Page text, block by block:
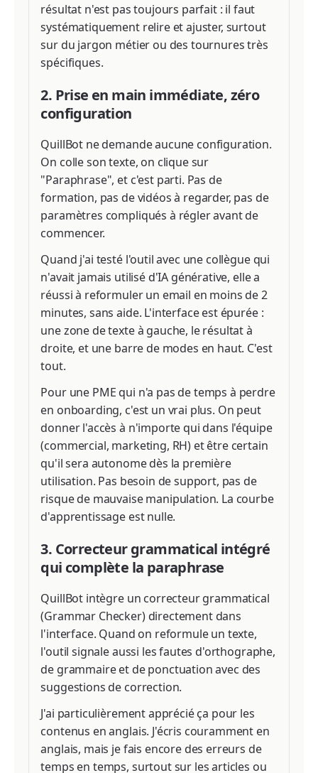
résultat n'est pas toujours parfait : il faut
systématiquement relire et ajuster, surtout
sur du jargon métier ou des tournures très
spécifiques.
2. Prise en main immédiate, zéro
configuration
QuillBot ne demande aucune configuration.
On colle son texte, on clique sur
"Paraphrase", et c'est parti. Pas de
formation, pas de vidéos à regarder, pas de
paramètres compliqués à régler avant de
commencer.
Quand j'ai testé l'outil avec une collègue qui
n'avait jamais utilisé d'IA générative, elle a
réussi à reformuler un email en moins de 2
minutes, sans aide. L'interface est épurée :
une zone de texte à gauche, le résultat à
droite, et une barre de modes en haut. C'est
tout.
Pour une PME qui n'a pas de temps à perdre
en onboarding, c'est un vrai plus. On peut
donner l'accès à n'importe qui dans l'équipe
(commercial, marketing, RH) et être certain
qu'il sera autonome dès la première
utilisation. Pas besoin de support, pas de
risque de mauvaise manipulation. La courbe
d'apprentissage est nulle.
3. Correcteur grammatical intégré
qui complète la paraphrase
QuillBot intègre un correcteur grammatical
(Grammar Checker) directement dans
l'interface. Quand on reformule un texte,
l'outil signale aussi les fautes d'orthographe,
de grammaire et de ponctuation avec des
suggestions de correction.
J'ai particulièrement apprécié ça pour les
contenus en anglais. J'écris couramment en
anglais, mais je fais encore des erreurs de
temps en temps, surtout sur les articles ou